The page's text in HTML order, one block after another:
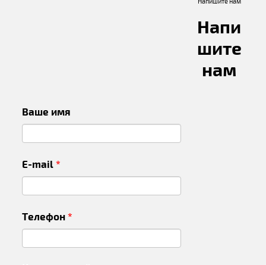
Напишите нам
Напи
шите
нам
Ваше имя
E-mail*
Телефон*